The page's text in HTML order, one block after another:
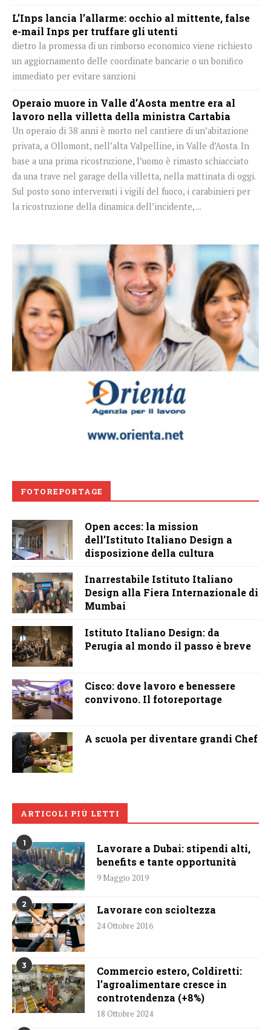
L’Inps lancia l’allarme: occhio al mittente, false
e-mail Inps per truffare gli utenti
dietro la promessa di un rimborso economico viene richiesto
un aggiornamento delle coordinate bancarie o un bonifico
immediato per evitare sanzioni
Operaio muore in Valle d’Aosta mentre era al
lavoro nella villetta della ministra Cartabia
Un operaio di 38 anni è morto nel cantiere di un’abitazione
privata, a Ollomont, nell’alta Valpelline, in Valle d’Aosta. In
base a una prima ricostruzione, l’uomo è rimasto schiacciato
da una trave nel garage della villetta, nella mattinata di oggi.
Sul posto sono intervenuti i vigili del fuoco, i carabinieri per
la ricostruzione della dinamica dell’incidente, ...
FOTOREPORTAGE
Open acces: la mission
dell’Istituto Italiano Design a
disposizione della cultura
Inarrestabile Istituto Italiano
Design alla Fiera Internazionale di
Mumbai
Istituto Italiano Design: da
Perugia al mondo il passo è breve
Cisco: dove lavoro e benessere
convivono. Il fotoreportage
A scuola per diventare grandi Chef
ARTICOLI PIÙ LETTI
1
Lavorare a Dubai: stipendi alti,
benefits e tante opportunità
9 Maggio 2019
2 Lavorare con scioltezza
24 Ottobre 2016
3
Commercio estero, Coldiretti:
l’agroalimentare cresce in
controtendenza (+8%)
18 Ottobre 2024